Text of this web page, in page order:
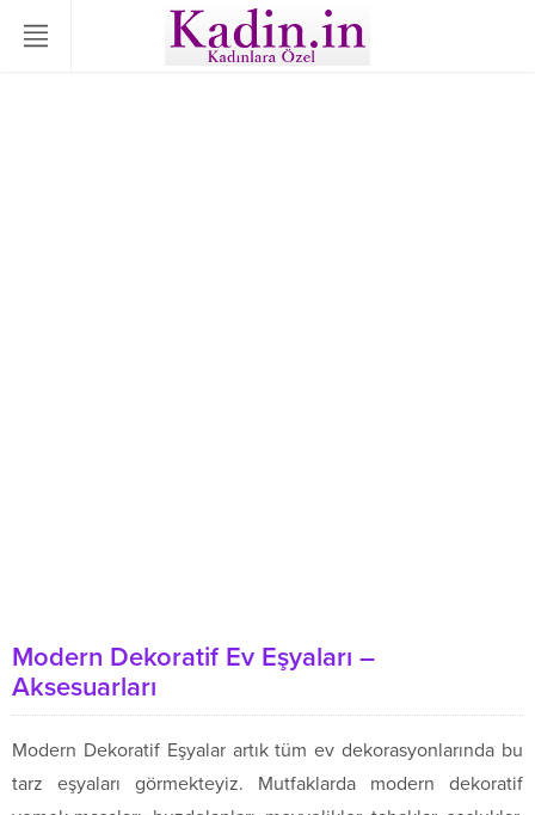
Modern Dekoratif Ev Eşyaları –
Aksesuarları
Modern Dekoratif Eşyalar artık tüm ev dekorasyonlarında bu
tarz eşyaları görmekteyiz. Mutfaklarda modern dekoratif